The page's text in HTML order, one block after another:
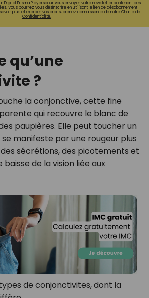
Digital Prisma Playerspour vous envoyer votre newsletter contenant des
Vous pourrez vous désinscrire en utilisant le lien de désabonnement
plus et exercer vos droits, prenez connaissance de notreCharte de
Confidentialité.
qu’une
?
la conjonctive, cette fine
qui recouvre le blanc de
paupières. Elle peut toucher un
manifeste par une rougeur plus
sécrétions, des picotements et
de la vision liée aux
de conjonctivites, dont la